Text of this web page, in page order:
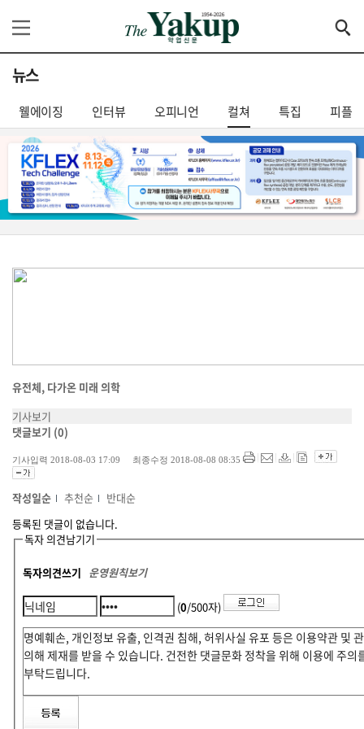
뉴스
웰에이징 인터뷰 오피니언 컬쳐 특집 피플
유전체, 다가온 미래 의학
기사보기
댓글보기 (0)
기사입력 2018-08-03 17:09 최종수정 2018-08-08 08:35
작성일순 추천순
반대순
등록된 댓글이 없습니다.
독자 의견남기기
독자의견쓰기 운영원칙보기
(0/500자)